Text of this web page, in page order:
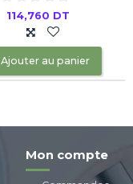
114,760 DT
Ajouter au panier
Mon compte